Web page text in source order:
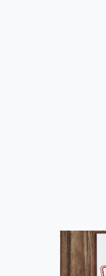
ölçüde etkilemeden
zorlaştıran likidite
kripto
defterinizin derinliğini
Bu sağlayıcılar, alım
olmasını sağlamaya
fiyat
hem de listeleme